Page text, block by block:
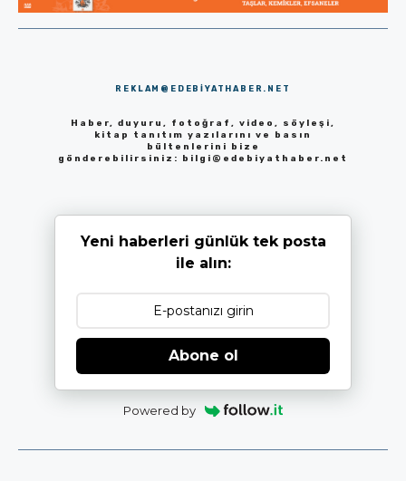
REKLAM@EDEBIYATHABER.NET
Haber, duyuru, fotoğraf, video, söyleşi,
kitap tanıtım yazılarını ve basın
bültenlerini bize
gönderebilirsiniz: bilgi@edebiyathaber.net
Yeni haberleri günlük tek posta
ile alın:
Abone ol
Powered by